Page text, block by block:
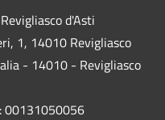
d'Asti
1, 14010 Revigliasco
- 14010 - Revigliasco
00131050056